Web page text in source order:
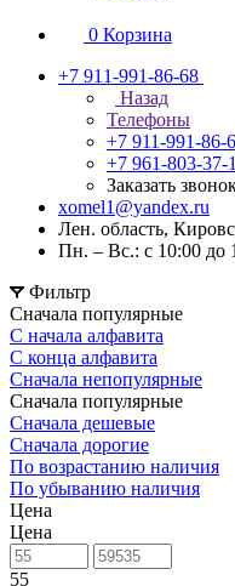
0 Корзина
+7 911-991-86-68
Назад
Телефоны
+7 911-991-86-
+7 961-803-37-
Заказать
xomel1@yandex.ru
Лен. область,
Пн. – Вс.: с 10:00 до
Фильтр
Сначала популярные
С начала алфавита
С конца алфавита
Сначала непопулярные
Сначала популярные
Сначала дешевые
Сначала дорогие
По возрастанию наличия
По убыванию наличия
Цена
Цена
55